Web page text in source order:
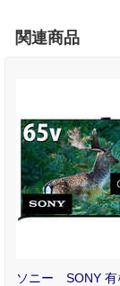
関連商品
ソニー SONY 有